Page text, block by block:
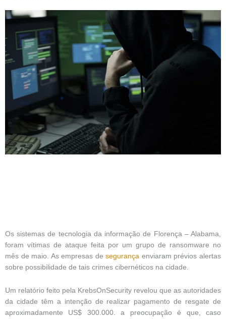
Os sistemas de tecnologia da informação de Florença – Alabama,
foram vítimas de ataque feita por um grupo de ransomware no
mês de maio. As empresas desegurança enviaram prévios alertas
sobre possibilidade de tais crimes cibernéticos na cidade.
Um relatório feito pela KrebsOnSecurity revelou que as autoridades
da cidade têm a intenção de realizar pagamento de resgate de
aproximadamente US$ 300.000. a preocupação é que, caso